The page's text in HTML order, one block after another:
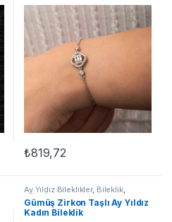
₺819,72
Ay Yıldız Bileklikler, Bileklik,
GÜMÜŞ TAKI Kadın Bileklikleri
Taşlı Bileklikler
Gümüş Zirkon Taşlı Ay Yıldız
Kadın Bileklik